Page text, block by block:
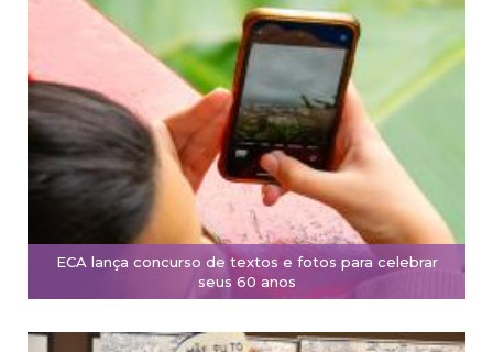
ECA lança concurso de textos e fotos para celebrar
seus 60 anos